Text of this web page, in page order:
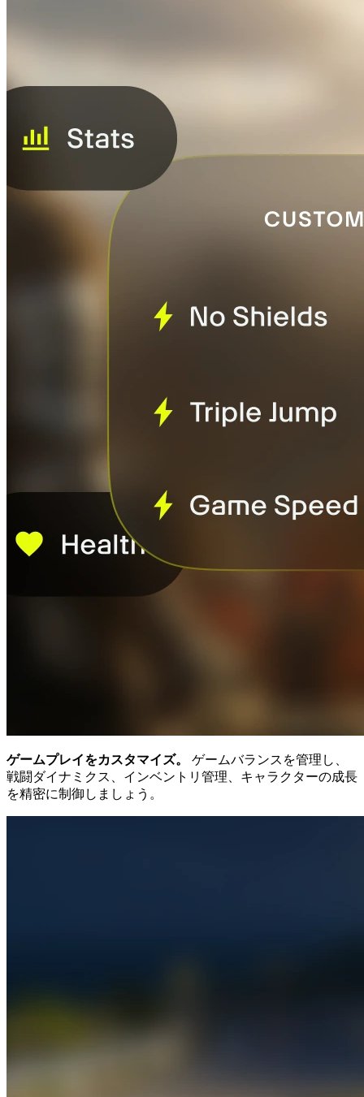
ゲームプレイをカスタマイズ。
ゲームバランスを管理し、
戦闘ダイナミクス、インベントリ管理、キャラクターの成長
を精密に制御しましょう。